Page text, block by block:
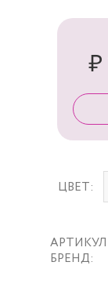
БРЕНД:
ЦВЕТ:
₽